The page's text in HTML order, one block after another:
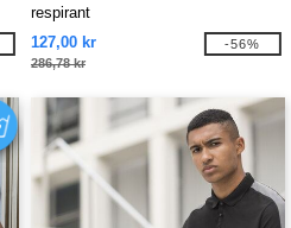
respirant
127,00 kr
286,78 kr
-56%